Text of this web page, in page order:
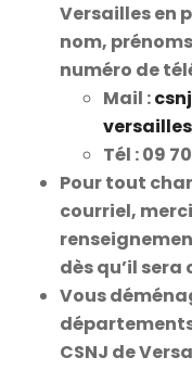
Versaillesen
nom,
numéro de
Mail :
Tél : 09
Pour tout
courriel,
dès qu’il sera
Vous
départements
CSNJ de